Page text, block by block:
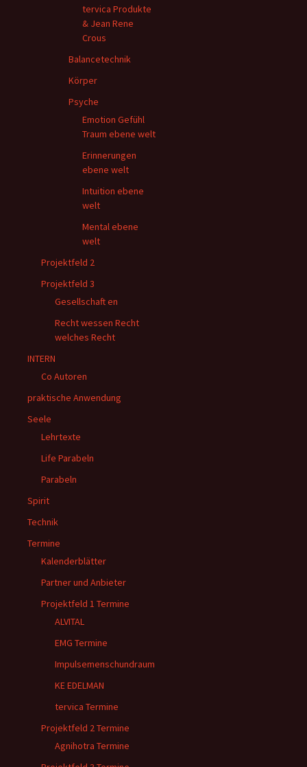
tervica Produkte
& Jean Rene
Crous
Balancetechnik
Körper
Psyche
Emotion Gefühl
Traum ebene welt
Erinnerungen
ebene welt
Intuition ebene
welt
Mental ebene
welt
Projektfeld 2
Projektfeld 3
Gesellschaft en
Recht wessen Recht
welches Recht
INTERN
Co Autoren
praktische Anwendung
Seele
Lehrtexte
Life Parabeln
Parabeln
Spirit
Technik
Termine
Kalenderblätter
Partner und Anbieter
Projektfeld 1 Termine
ALVITAL
EMG Termine
Impulsemenschundraum
KE EDELMAN
tervica Termine
Projektfeld 2 Termine
Agnihotra Termine